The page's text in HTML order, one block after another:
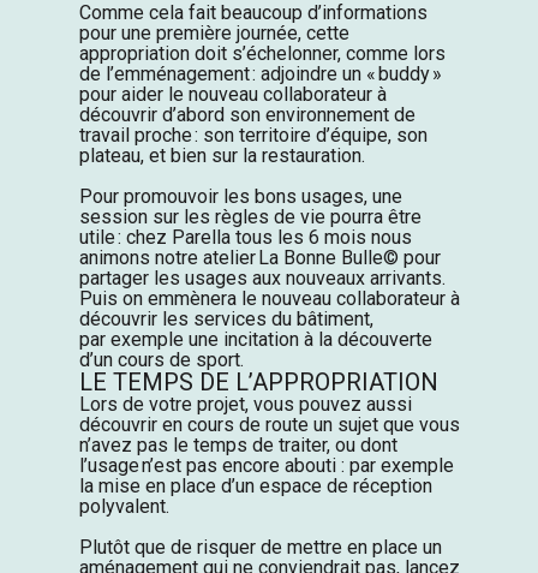
Comme cela fait beaucoup d’informations
pour une première journée, cette
appropriation doit s’échelonner, comme lors
de l’emménagement : adjoindre un «buddy»
pour aider le nouveau collaborateur à
découvrir d’abord son environnement de
travail proche : son territoire d’équipe, son
plateau, etbien sur la restauration.
Pour promouvoir les bons usages, une
session sur les règles de vie pourra être
utile: chez Parella tous les 6 mois nous
animons notre atelierLa Bonne Bulle© pour
partager les usages aux nouveaux arrivants.
Puis on emmènera le nouveau collaborateur à
découvrir les services du bâtiment,
parexemple une incitation à la découverte
d’un cours de sport.
LE TEMPS DE L’APPROPRIATION
Lors de votre projet, vous pouvez aussi
découvrir en cours de route un sujet que vous
n’avez pas le temps de traiter, ou dont
l’usage n’est pas encore abouti : par exemple
la mise en place d’un espace de réception
polyvalent.
Plutôt que de risquer de mettre en place un
aménagement qui ne conviendrait pas, lancez